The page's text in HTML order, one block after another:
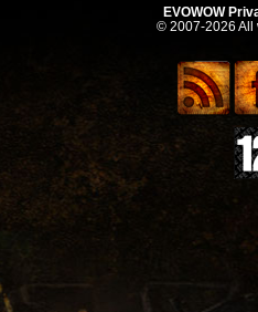
EVOWOW
© 2007-2026 All